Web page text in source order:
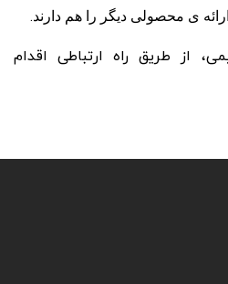
ی محصولی دیگر را هم دارند.
از طریق راه ارتباطی اقدام